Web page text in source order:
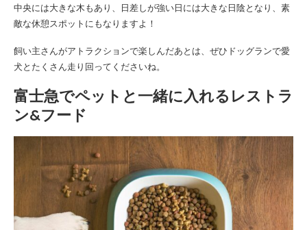
中央には大きな木もあり、日差しが強い日には大きな日陰となり、素
敵な休憩スポットにもなりますよ！
飼い主さんがアトラクションで楽しんだあとは、ぜひドッグランで愛
犬とたくさん走り回ってくださいね。
富士急でペットと一緒に入れるレストラ
ン&フード